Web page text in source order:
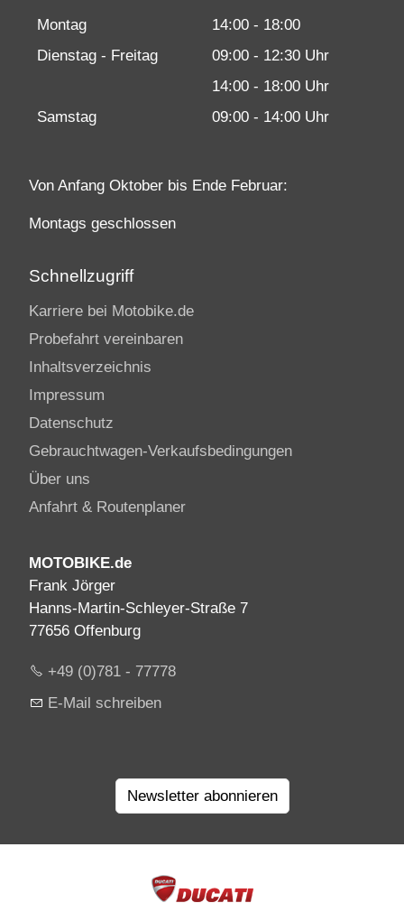
Montag
14:00 - 18:00
Dienstag - Freitag
09:00 - 12:30 Uhr
14:00 - 18:00 Uhr
Samstag
09:00 - 14:00 Uhr
Von Anfang Oktober bis Ende Februar:
Montags geschlossen
Schnellzugriff
Karriere bei Motobike.de
Probefahrt vereinbaren
Inhaltsverzeichnis
Impressum
Datenschutz
Gebrauchtwagen-Verkaufsbedingungen
Über uns
Anfahrt & Routenplaner
MOTOBIKE.de
Frank Jörger
Hanns-Martin-Schleyer-Straße 7
77656 Offenburg
+49 (0)781 - 77778
E-Mail schreiben
Newsletter abonnieren